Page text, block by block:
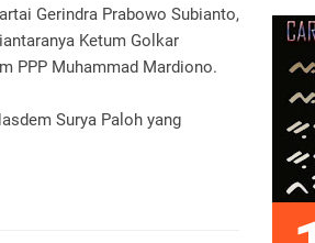
Gerindra Prabowo Subianto,
Ketum Golkar
PPP Muhammad Mardiono.
Surya Paloh yang